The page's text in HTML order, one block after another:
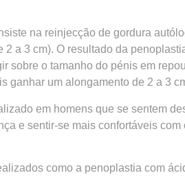
na reinjecção de gordura
a 3 cm). O resultado da
sobre o tamanho do pénis em
ganhar um alongamento de 2 a 3
em homens que se sentem
e sentir-se mais confortáveis
como a penoplastia com